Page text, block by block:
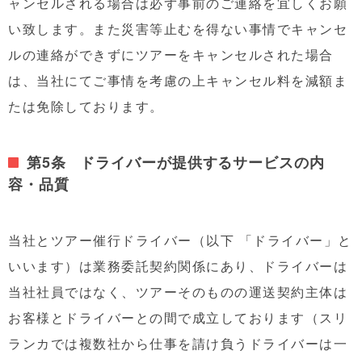
い致します。また災害等止むを得ない事情でキャンセ
ルの連絡ができずにツアーをキャンセルされた場合
は、当社にてご事情を考慮の上キャンセル料を減額ま
たは免除しております。
第5条 ドライバーが提供するサービスの内
容・品質
当社とツアー催行ドライバー（以下 「ドライバー」と
いいます）は業務委託契約関係にあり、ドライバーは
当社社員ではなく、ツアーそのものの運送契約主体は
お客様とドライバーとの間で成立しております（スリ
ランカでは複数社から仕事を請け負うドライバーは一